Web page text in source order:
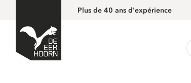
Plus de 40 ans d'expérience